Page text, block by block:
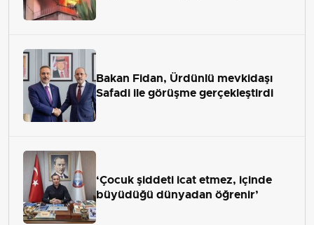
Bakan Fidan, Ürdünlü mevkidaşı
Safadi ile görüşme gerçekleştirdi
‘Çocuk şiddeti icat etmez, içinde
büyüdüğü dünyadan öğrenir’